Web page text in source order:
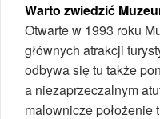
Warto zwiedzić
Otwarte w 1993 roku
głównych atrakcji
odbywa się tu także
a niezaprzeczalnym
malownicze położenie